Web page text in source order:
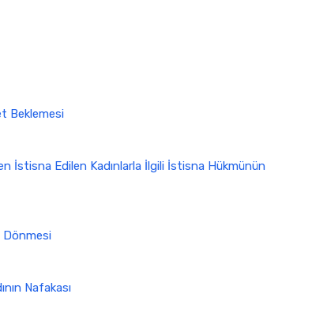
Beklemesi
İstisna Edilen Kadınlarla İlgili İstisna Hükmünün
Dönmesi
Nafakası